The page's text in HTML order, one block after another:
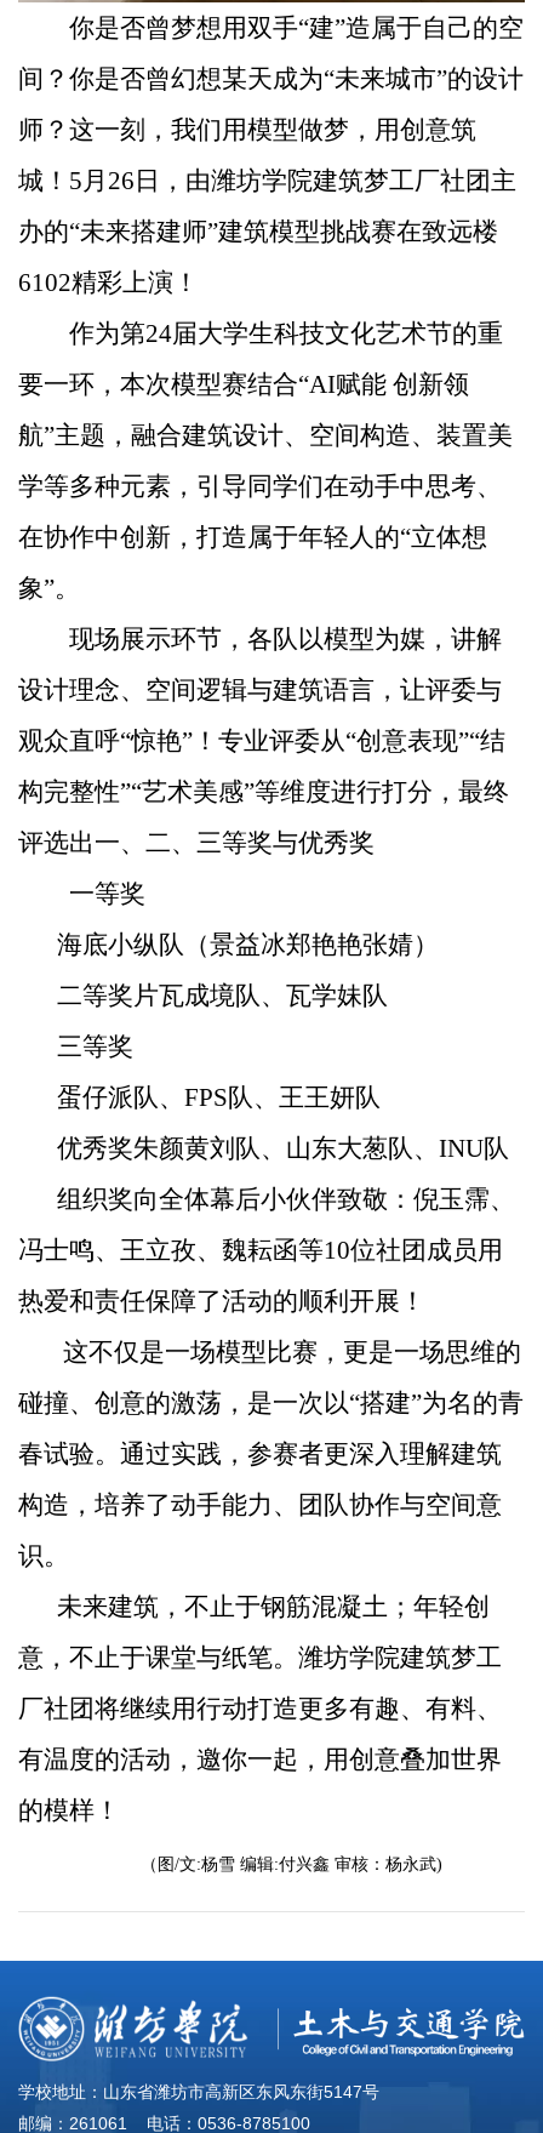
你是否曾梦想用双手“建”造属于自己的空
间？你是否曾幻想某天成为“未来城市”的设计
师？这一刻，我们用模型做梦，用创意筑
城！5月26日，由潍坊学院建筑梦工厂社团主
办的“未来搭建师”建筑模型挑战赛在致远楼
6102精彩上演！
作为第24届大学生科技文化艺术节的重
要一环，本次模型赛结合“AI赋能 创新领
航”主题，融合建筑设计、空间构造、装置美
学等多种元素，引导同学们在动手中思考、
在协作中创新，打造属于年轻人的“立体想
象”。
现场展示环节，各队以模型为媒，讲解
设计理念、空间逻辑与建筑语言，让评委与
观众直呼“惊艳”！专业评委从“创意表现”“结
构完整性”“艺术美感”等维度进行打分，最终
评选出一、二、三等奖与优秀奖
一等奖
海底小纵队（景益冰郑艳艳张婧）
二等奖片瓦成境队、瓦学妹队
三等奖
蛋仔派队、 FPS队、王王妍队
优秀奖朱颜黄刘队、山东大葱队、 INU队
组织奖向全体幕后小伙伴致敬：倪玉霈、
冯士鸣、王立孜、魏耘函等10位社团成员用
热爱和责任保障了活动的顺利开展！
这不仅是一场模型比赛，更是一场思维的
碰撞、创意的激荡，是一次以“搭建”为名的青
春试验。通过实践，参赛者更深入理解建筑
构造，培养了动手能力、团队协作与空间意
识。
未来建筑，不止于钢筋混凝土；年轻创
意，不止于课堂与纸笔。潍坊学院建筑梦工
厂社团将继续用行动打造更多有趣、有料、
有温度的活动，邀你一起，用创意叠加世界
的模样！
（图/文:杨雪 编辑:付兴鑫 审核：杨永武)
学校地址：山东省潍坊市高新区东风东街5147号
邮编：261061 电话：0536-8785100